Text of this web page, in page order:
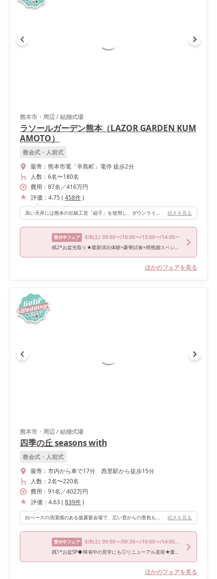
熊本市・周辺/結婚式場
ラソールガーデン熊本（LAZOR GARDEN KUM
AMOTO）
教会式・人前式
最寄： 熊本市電「辛島町」電停 徒歩2分
人数： 6名〜180名
費用： 87名 ／416万円
評価： 4.75( 458件)
高い天井には熊本の伝統工芸「組子」を使用し、ダウンライトを使ったモダンな雰囲気です。 それに加えて高砂の後ろには大きな窓からガーデンが繋がっており、自然光が入り開放感たっぷりの披露宴会場でした。 お色直しでガーデンから入場するのはマストです♪ ゲストが150名程で会場ギリギリの人数でしたが、開放感のある会場だったので窮屈に感じませんでした。 続きを見る
受付中フェア 8/8(土) 09:00〜/10:00〜/13:00〜/14:00〜
残2*お盆先取り★最新演出体験×豪華試食×帰熊婚スペシャル特典
ほかのフェアを見る
熊本市・周辺/結婚式場
四季の丘 seasons with
教会式・人前式
最寄： 市内から車で17分 西里駅から徒歩15分
人数： 2名〜220名
費用： 91名 ／402万円
評価： 4.63( 839件)
白ベースの清潔感のある披露宴会場で、広い窓からの景色もキレイです！ 続きを見る
受付中フェア 8/8(土) 09:00〜/09:30〜/10:00〜/14:00〜/16:00〜
残1*お盆SP◆帰省中の見学にも◎リニューアル直前★最大200万円優待★黒毛和牛コース試食×憧れのJUNOドレス試着
ほかのフェアを見る